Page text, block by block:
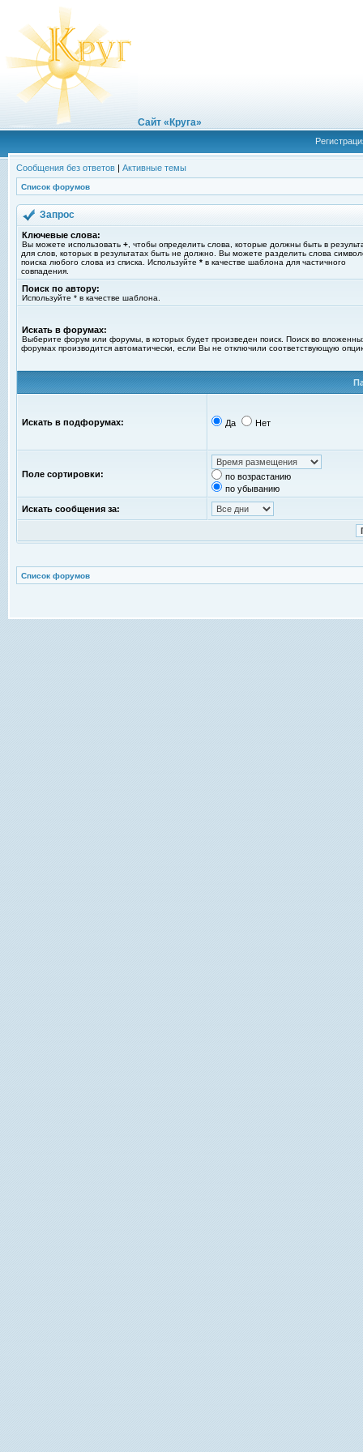
Сайт «Круга»
Сообщения без ответов | Активные темы
Список форумов
Запрос
Ключевые слова:
Вы можете использовать + , чтобы определить слова, которые должны быть в
для слов, которых в результатах быть не должно. Вы можете разделить слова
поиска любого слова из списка. Используйте * в качестве шаблона для частичного
совпадения.
Поиск по автору:
Используйте * в качестве шаблона.
Искать в форумах:
Выберите форум или форумы, в которых будет произведен поиск. Поиск во
форумах производится автоматически, если Вы не отключили соответствующую
Искать в подфорумах: Да Нет
Поле сортировки:
по возрастанию
по убыванию
Искать сообщения за:
Список форумов